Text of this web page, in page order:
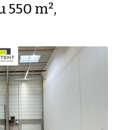
550 m²,